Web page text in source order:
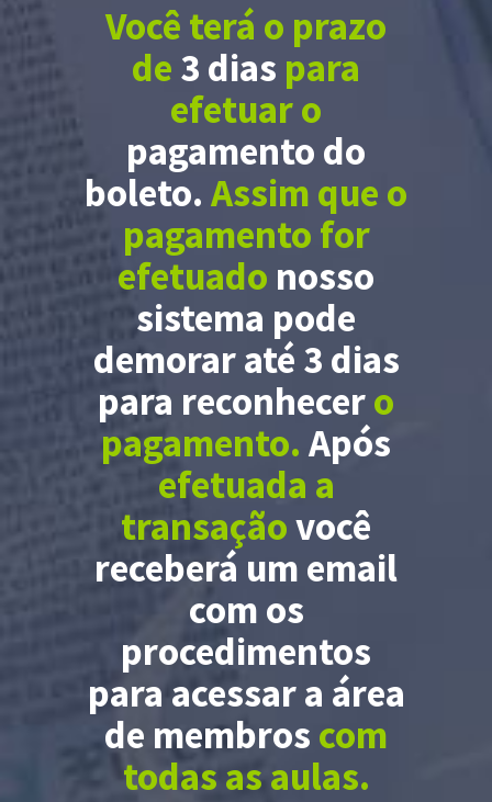
Você terá o prazo
de 3 dias para
efetuar o
pagamento do
boleto. Assim que o
pagamento for
efetuado nosso
sistema pode
demorar até 3 dias
para reconhecero
pagamento. Após
efetuada a
transaçãovocê
receberá um email
com os
procedimentos
para acessar a área
de membros com
todas as aulas.